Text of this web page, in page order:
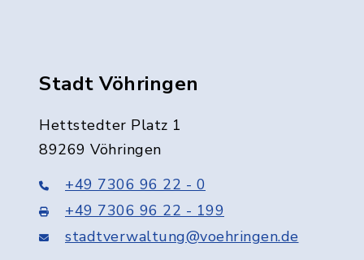
Stadt Vöhringen
Hettstedter Platz 1
89269 Vöhringen
+49 7306 96 22 - 0
+49 7306 96 22 - 199
stadtverwaltung@voehringen.de